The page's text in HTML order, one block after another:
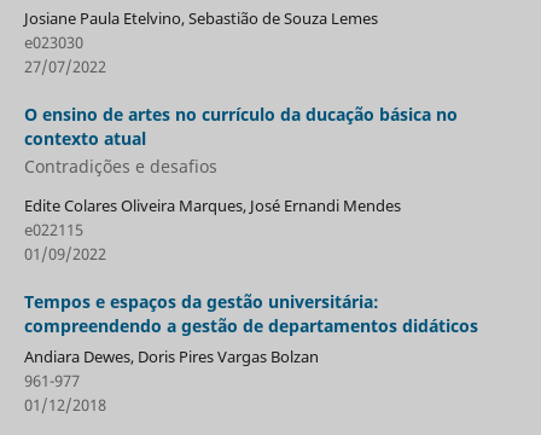
Josiane Paula Etelvino, Sebastião de Souza Lemes
e023030
27/07/2022
O ensino de artes no currículo da ducação básica no
contexto atual
Contradições e desafios
Edite Colares Oliveira Marques, José Ernandi Mendes
e022115
01/09/2022
Tempos e espaços da gestão universitária:
compreendendo a gestão de departamentos didáticos
Andiara Dewes, Doris Pires Vargas Bolzan
961-977
01/12/2018